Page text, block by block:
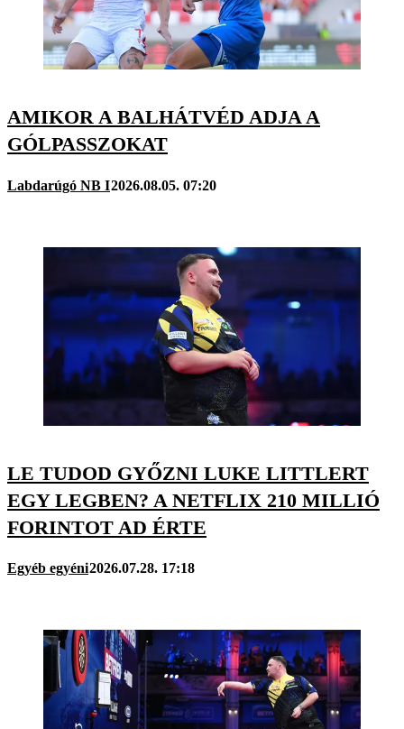
AMIKOR A BALHÁTVÉD ADJA A
GÓLPASSZOKAT
Labdarúgó NB I2026.08.05. 07:20
LE TUDOD GYŐZNI LUKE LITTLERT
EGY LEGBEN? A NETFLIX 210 MILLIÓ
FORINTOT AD ÉRTE
Egyéb egyéni2026.07.28. 17:18